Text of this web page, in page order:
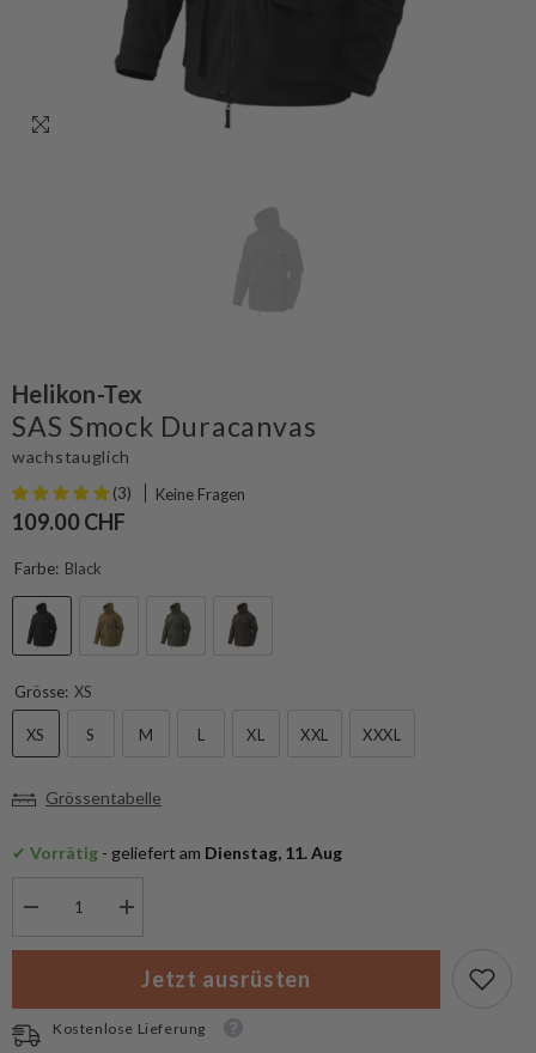
Helikon-Tex
SAS Smock Duracanvas
wachstauglich
(3) Keine Fragen
109.00 CHF
Farbe: Black
Grösse: XS
XS S M L XL XXL XXXL
Grössentabelle
✔ Vorrätig - geliefert am Dienstag, 11. Aug
für
Smock
Duracanvas
Menge
für
Helikon-
Tex
Smock
Duracanvas
Jetzt ausrüsten
Kostenlose Lieferung